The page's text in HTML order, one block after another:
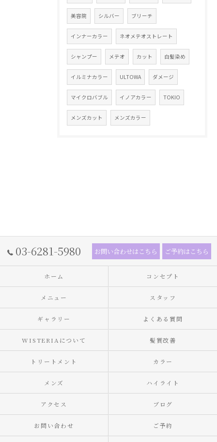
美容院 シルバー ブリーチ
インナーカラー ネオメテオストレート
シャンプー メテオ カット 白髪染め
イルミナカラー ULTOWA ダメージ
マイクロバブル イノアカラー TOKIO
メンズカット メンズカラー
03-6281-5980 お問い合わせはこちら ご予約はこちら
ホーム コンセプト
メニュー スタッフ
ギャラリー よくある質問
WISTERIAについて 髪質改善
トリートメント カラー
メンズ ハイライト
アクセス ブログ
お問い合わせ ご予約